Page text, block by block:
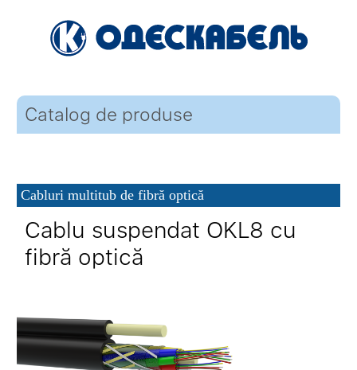
Catalog de produse
Cabluri multitub de fibră optică
Cablu suspendat OKL8 cu
fibră optică